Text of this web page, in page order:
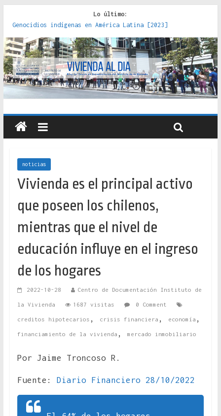
Lo último:
Genocidios indígenas en América Latina [2023]
Estudios sobre la espacialización de los Estados :
políticas, prácticas y representaciones [2022]
Donde el pedernal choca con el acero : hacia una teoría
crítica de las fronteras latinoamericanas [2020]
Criterios técnicos para una vivienda adecuada [2019]
Red de consultorios de la Caja del Seguro Obrero en
Santiago : un patrimonio emblemático [2014]
noticias
Vivienda es el principal activo
que poseen los chilenos,
mientras que el nivel de
educación influye en el ingreso
de los hogares
2022-10-28 Centro de Documentación Instituto de
la Vivienda 1687 visitas 0 Comment
creditos hipotecarios , crisis financiera , economía ,
financiamiento de la vivienda , mercado inmobiliario
Por Jaime Troncoso R.
Fuente: Diario Financiero 28/10/2022